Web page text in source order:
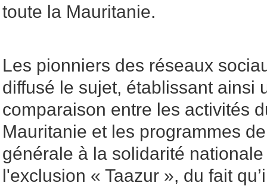
toute la Mauritanie.
Les pionniers des réseaux
diffusé le sujet, établissant ainsi
comparaison entre les activités
Mauritanie et les programmes
générale à la solidarité
l'exclusion « Taazur », du fait